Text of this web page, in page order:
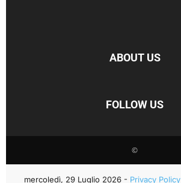
ABOUT US
FOLLOW US
©
mercoledì, 29 Luglio 2026 - Privacy Policy